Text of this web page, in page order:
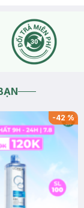
tại thời điểm
chủ động
-42%